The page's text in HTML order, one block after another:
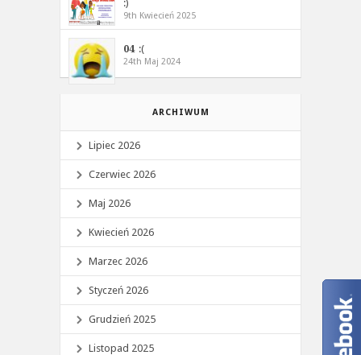
:)
9th Kwiecień 2025
04 :(
24th Maj 2024
ARCHIWUM
Lipiec 2026
Czerwiec 2026
Maj 2026
Kwiecień 2026
Marzec 2026
Styczeń 2026
Grudzień 2025
Listopad 2025